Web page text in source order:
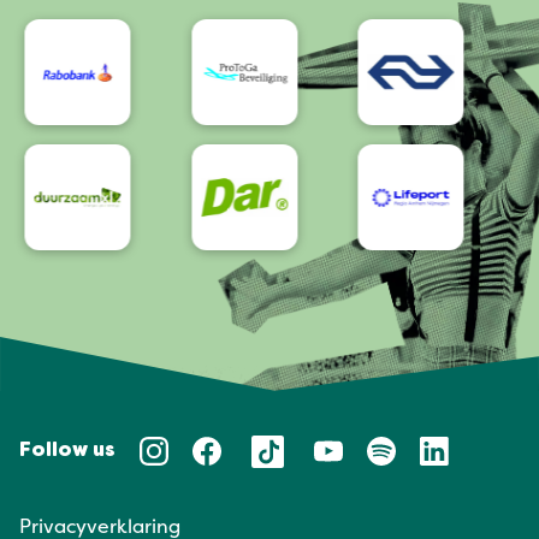
Bereikbaarheid/Toegankelijkheid
Follow us
Privacyverklaring